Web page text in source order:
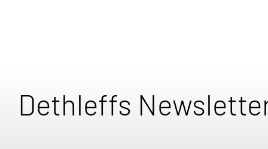
Dethleffs